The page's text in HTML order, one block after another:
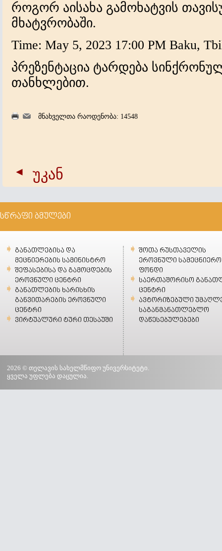
როგორ აისახა გამოხატვის
მხატვრობაში.
Time: May 5, 2023 17:00 PM Baku,
პრეზენტაცია ტარდება
თანხლებით.
მნახველთა რაოდენობა: 14548
უკან
სწრაფი ბმულები
განათლებისა და
მეცნიერების სამინისტრო
შეფასებისა და გამოცდების
ეროვნული ცენტრი
განათლების ხარისხის
განვითარების ეროვნული
ცენტრი
ვირტუალური ტური თესაუში
შოთა რუსთაველის
ეროვნული სამეცნიერო
ფონდი
საერთაშორისო
ცენტრი
ავტორიზებული
საგანმანათლებლო
დაწესებულებები
2026 © თელავის სახელმწიფო უნივერსიტეტი.
ყველა უფლება დაცულია.